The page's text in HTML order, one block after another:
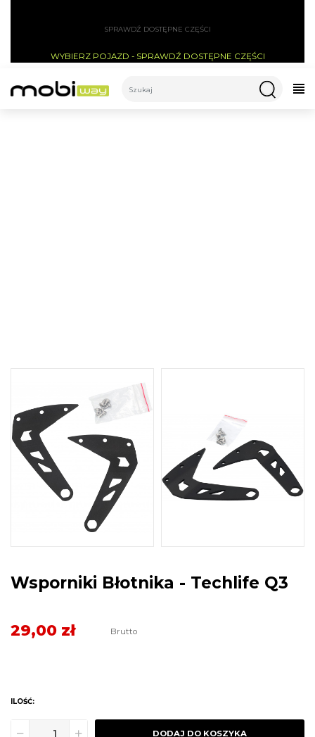
SPRAWDŹ DOSTĘPNE CZĘŚCI
WYBIERZ POJAZD - SPRAWDŹ DOSTĘPNE CZĘŚCI
CATEGORIES
Wsporniki Błotnika - Techlife Q3
29,00 zł Brutto
ILOŚĆ:
DODAJ DO KOSZYKA